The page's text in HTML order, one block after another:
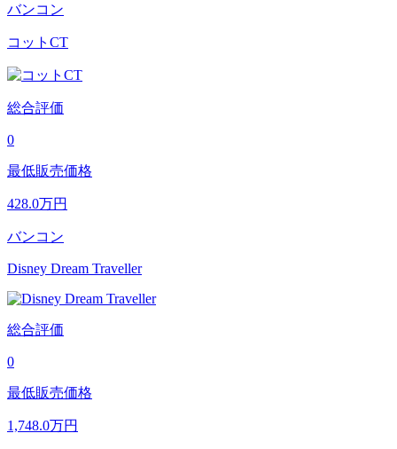
バンコン
コットCT
総合評価
0
最低販売価格
428.0万円
バンコン
Disney Dream Traveller
総合評価
0
最低販売価格
1,748.0万円